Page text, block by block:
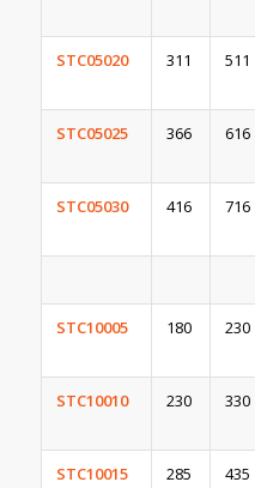
STC05020 311 511
STC05025 366 616
STC05030 416 716
STC10005 180 230
STC10010 230 330
STC10015 285 435